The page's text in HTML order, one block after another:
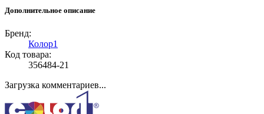
Дополнительное описание
Бренд:
Колор1
Код товара:
356484-21
Загрузка комментариев...